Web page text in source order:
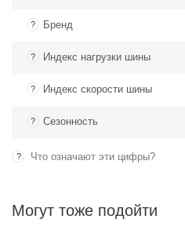
? Бренд
? Индекс нагрузки шины
? Индекс скорости шины
? Сезонность
? Что означают эти цифры?
Могут тоже подойти